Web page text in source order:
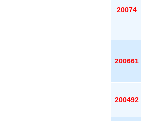
20074
200661
200492